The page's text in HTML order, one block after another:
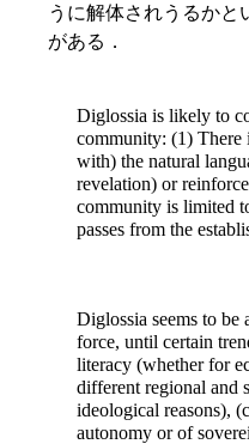
うに解体されうるか
がある．
Diglossia is likely to
community: (1) There
with) the natural
revelation) or
community is limited
passes from the
Diglossia seems to
force, until certain
literacy (whether for
different regional and
ideological reasons),
autonomy or of